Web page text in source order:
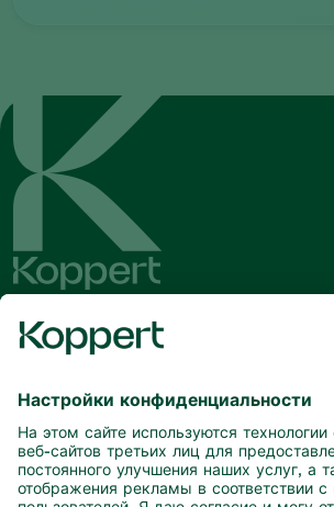
и актуальной информации
Подписаться здесь